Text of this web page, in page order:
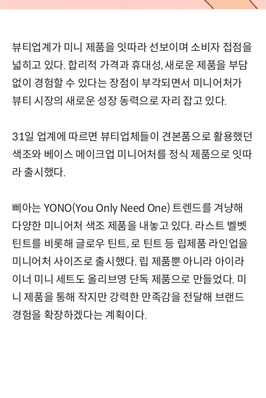
뷰티업계가 미니 제품을 잇따라 선보이며 소비자 접점을
넓히고 있다. 합리적 가격과 휴대성, 새로운 제품을 부담
없이 경험할 수 있다는 장점이 부각되면서 미니어처가
뷰티 시장의 새로운 성장 동력으로 자리 잡고 있다.
31일 업계에 따르면 뷰티업체들이 견본품으로 활용했던
색조와 베이스 메이크업 미니어처를 정식 제품으로 잇따
라 출시했다.
삐아는 YONO(You Only Need One) 트렌드를 겨냥해
다양한 미니어처 색조 제품을 내놓고 있다. 라스트 벨벳
틴트를 비롯해 글로우 틴트, 로 틴트 등 립제품 라인업을
미니어처 사이즈로 출시했다. 립 제품뿐 아니라 아이라
이너 미니 세트도 올리브영 단독 제품으로 만들었다. 미
니 제품을 통해 작지만 강력한 만족감을 전달해 브랜드
경험을 확장하겠다는 계획이다.